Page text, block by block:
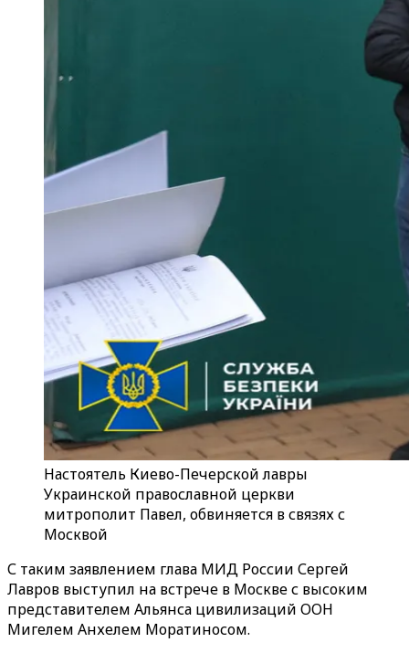
Настоятель Киево-Печерской лавры
Украинской православной церкви
митрополит Павел, обвиняется в связях с
Москвой
С таким заявлением глава МИД России Сергей
Лавров выступил на встрече в Москве с высоким
представителем Альянса цивилизаций ООН
Мигелем Анхелем Моратиносом.